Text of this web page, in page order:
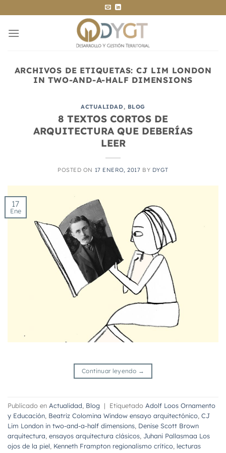
al
contenido
ARCHIVOS DE ETIQUETAS: CJ LIM LONDON
IN TWO-AND-A-HALF DIMENSIONS
ACTUALIDAD, BLOG
8 TEXTOS CORTOS DE
ARQUITECTURA QUE DEBERÍAS
LEER
POSTED ON 17 ENERO, 2017 BY DYGT
17
Ene
Continuar leyendo →
Publicado en Actualidad, Blog | Etiquetado Adolf Loos Ornamento
y Educación, Beatriz Colomina Window ensayo arquitectónico, CJ
Lim London in two-and-a-half dimensions, Denise Scott Brown
arquitectura, ensayos arquitectura clásicos, Juhani Pallasmaa Los
ojos de la piel, Kenneth Frampton regionalismo crítico, lecturas